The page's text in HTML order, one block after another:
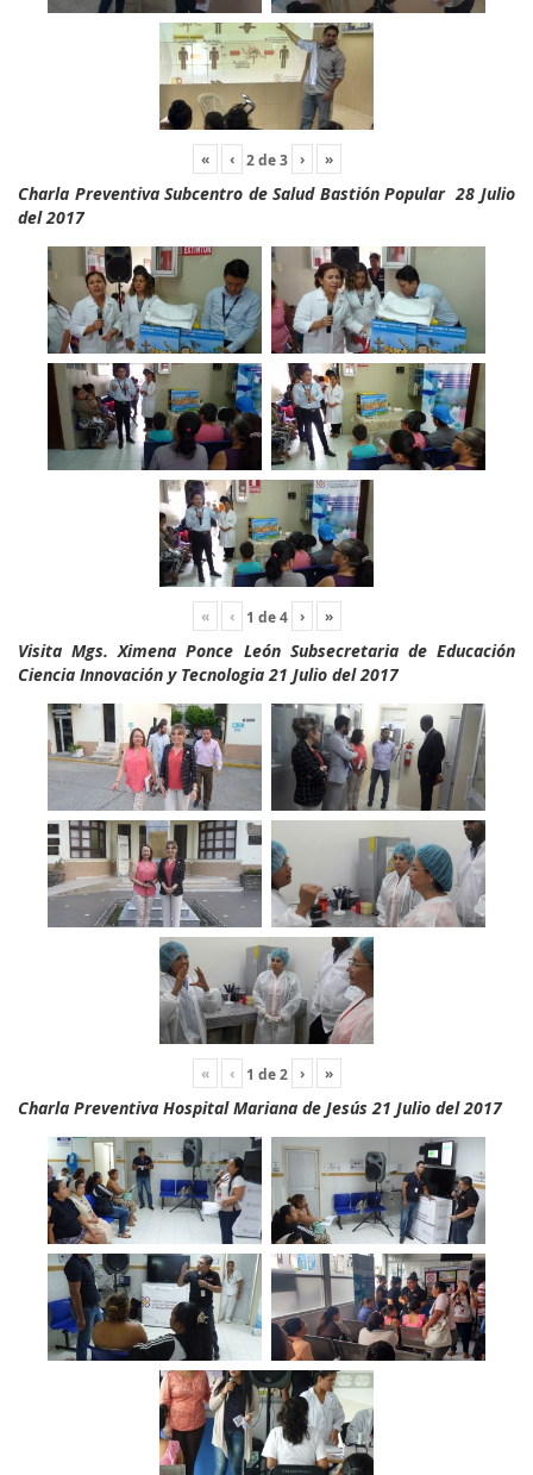
« ‹ 2de3 › »
Charla Preventiva Subcentro de Salud Bastión Popular 28 Julio
del 2017
« ‹ 1 de4 › »
Visita Mgs. Ximena Ponce León Subsecretaria de Educación
Ciencia Innovación y Tecnologia 21 Julio del 2017
« ‹ 1 de2 › »
Charla Preventiva Hospital Mariana de Jesús 21 Julio del 2017